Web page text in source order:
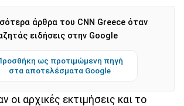
άρθρα του CNN Greece όταν
ειδήσεις στην Google
ως προτιμώμενη πηγή
στα αποτελέσματα Google
οι αρχικές εκτιμήσεις και το